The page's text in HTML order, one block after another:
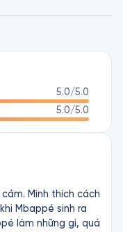
Gift To Myself (tạm
The Depression
5.0/5.0
5.0/5.0
Mình thích cách
Mbappé sinh ra
làm những gì, quá